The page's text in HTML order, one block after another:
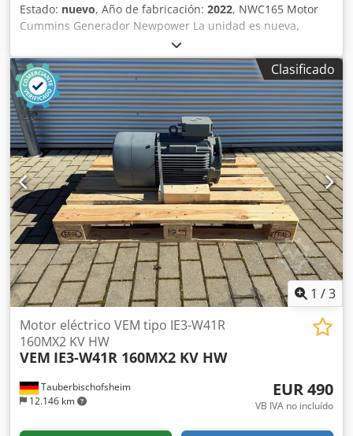
Estado: nuevo, Año de fabricación: 2022, NWC165 Motor
Cummins Generador Newpower La unidad es nueva,
completa con controles, tanque de diesel, escape y
baterías. Cjdpfx Aksh U Nyrjborf Especificaciones técnicas
Motor: Cummins 6BTAA5.9-G12, 6 cilindros, refrigerado
por agua Generador:Leroy Somer Potencia continua: 120
kW / 150 kVA Potencia máxima: 132 kW / 165 kVA Conexión:
disyuntor 4P, (enchufes opcionales, interruptor de
transferencia automática opcional..) Frecuencia: 50Hz
Voltaje: 400/230V RPM: 1500 rpm. Depósito de gasóleo: 8-
10 horas de funcionamiento Dimensiones (LxAnxAl): 3100x
1100x1745mm Peso: 1700 kg Monitoreo de red,
insonorizado costes adicionales; Contador automático de
transferencias: 980€ Envío: - El transporte mundial,
incluida la descarga, es posible por un cargo adicional -
Para poder dar un precio de flete exacto, por favor
envíeme una consulta con sus datos y su
Clasificado
1 /3
Tauberbischofsheim
12.146 km
Motor eléctrico VEM tipo IE3-W41R
160MX2 KV HW
VEM IE3-W41R 160MX2 KV HW
EUR 490
VB IVA no incluído